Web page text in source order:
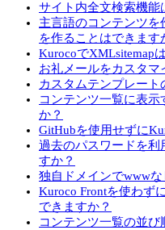
サイト内全文検索機能
主言語のコンテンツ
を作ることはできます
KurocoでXMLsitemap
お礼メールをカスタマ
カスタムテンプレート
コンテンツ一覧に表
か？
GitHubを使用せずに
過去のパスワードを利
すか？
独自ドメインでwww
Kuroco Frontを使わず
できますか？
コンテンツ一覧の並